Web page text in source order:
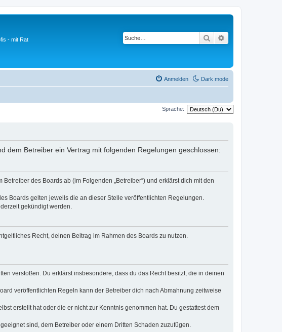
- mit Rat
Suche
Dark mode
Anmelden
Sprache:
dem Betreiber ein Vertrag mit folgenden Regelungen geschlossen:
des Boards ab (im Folgenden „Betreiber“) und erklärst dich mit den
Boards gelten jeweils die an dieser Stelle veröffentlichten Regelungen.
gekündigt werden.
Recht, deinen Beitrag im Rahmen des Boards zu nutzen.
verstoßen. Du erklärst insbesondere, dass du das Recht besitzt, die in deinen
veröffentlichten Regeln kann der Betreiber dich nach Abmahnung zeitweise
erstellt hat oder die er nicht zur Kenntnis genommen hat. Du gestattest dem
sind, dem Betreiber oder einem Dritten Schaden zuzufügen.